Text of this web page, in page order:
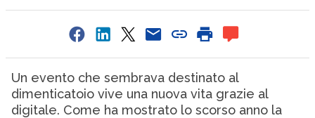
Un evento che sembrava destinato al
dimenticatoio vive una nuova vita grazie al
digitale. Come ha mostrato lo scorso anno la